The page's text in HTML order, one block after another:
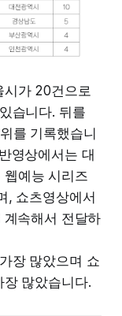
시가 20건으로
습니다. 뒤를
를 기록했습니
영상에서는 대
웹예능 시리즈
, 쇼츠영상에서
속해서 전달하
장 많았으며 쇼
장 많았습니다.